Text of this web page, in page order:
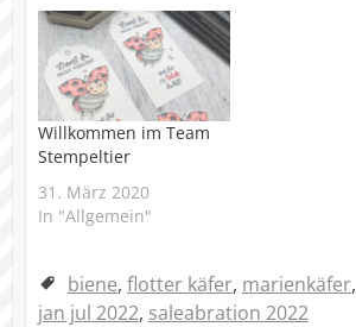
Willkommen im Team
Stempeltier
31. März 2020
In "Allgemein"
biene, flotter käfer, marienkäfer,
jan jul 2022, saleabration 2022